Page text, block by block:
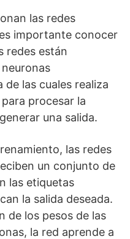
las redes
importante conocer
redes están
las cuales realiza
procesar la
una salida.
las redes
un conjunto de
las etiquetas
la salida deseada.
de los pesos de las
la red aprende a